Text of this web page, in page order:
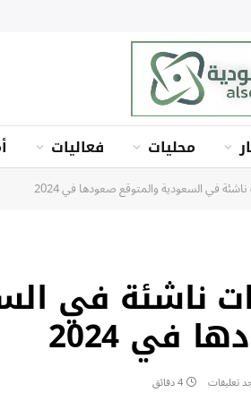
محليات فعاليات
شركات ناشئة في
في 2024
تعليقات 4 دقائق